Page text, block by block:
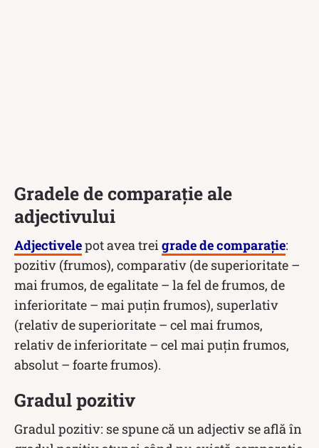
Gradele de comparație ale
adjectivului
Adjectivelepot avea trei grade de comparație:
pozitiv (frumos), comparativ (de superioritate –
mai frumos, de egalitate – la fel de frumos, de
inferioritate – mai puțin frumos), superlativ
(relativ de superioritate – cel mai frumos,
relativ de inferioritate – cel mai puțin frumos,
absolut – foarte frumos).
Gradul pozitiv
Gradul pozitiv: se spune că un adjectiv se află în